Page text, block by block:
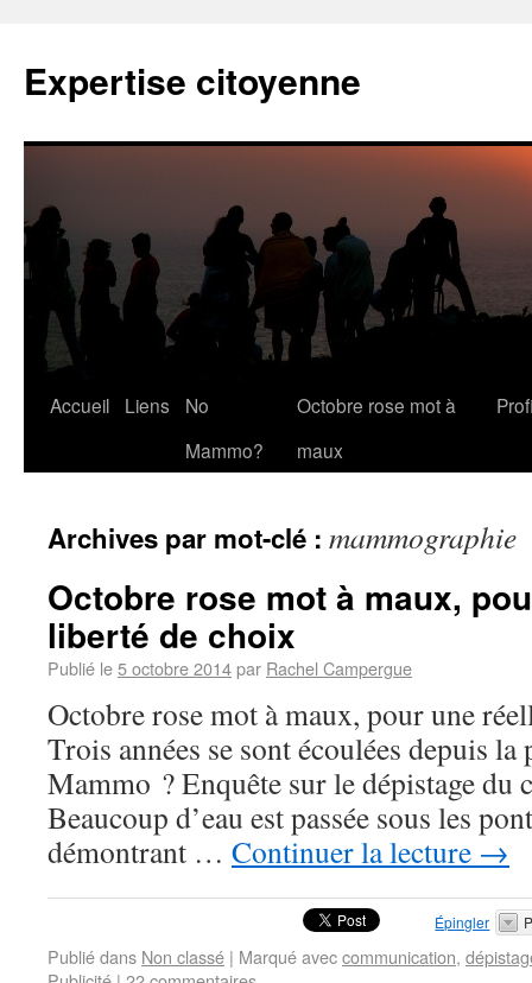
Expertise citoyenne
Accueil Liens
No
Mammo?
Octobre rose mot à
maux
Archives par mot-clé : mammographie
Octobre rose mot à maux,
liberté de choix
Publié le5 octobre 2014par Rachel Campergue
Octobre rose mot à maux, pour une
Trois années se sont écoulées depuis
Mammo ? Enquête sur le dépistage du
Beaucoup d’eau est passée sous les
démontrant … Continuer la lecture →
Épingler
Publié dans Non classé | Marqué aveccommunication,